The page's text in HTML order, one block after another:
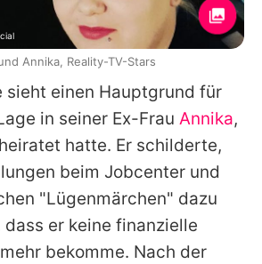
sieht einen Hauptgrund für
in seiner Ex-Frau Annika,
hatte. Er schilderte,
beim Jobcenter und
"Lügenmärchen" dazu
er keine finanzielle
bekomme. Nach der
Annika, Reality-TV-Stars